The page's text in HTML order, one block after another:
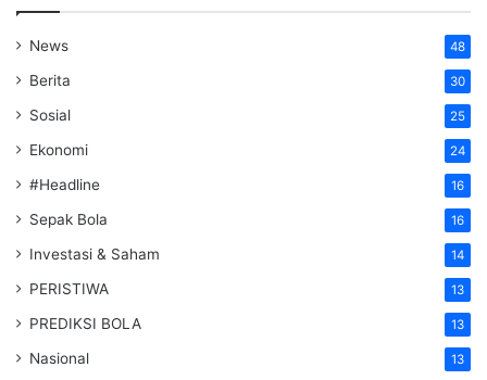
News 48
Berita 30
Sosial 25
Ekonomi 24
#Headline 16
Sepak Bola 16
Investasi & Saham 14
PERISTIWA 13
PREDIKSI BOLA 13
Nasional 13